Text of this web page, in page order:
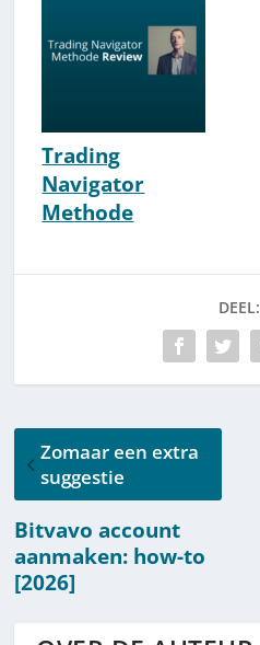
Trading
Navigator
Methode
Ervaringen
DEEL:
Zomaar een extra
suggestie
Bitvavo account
aanmaken: how-to
[2026]